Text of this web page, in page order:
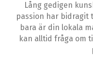
Lång gedigen
passion har bidragit
bara är din lokala
kan alltid fråga om